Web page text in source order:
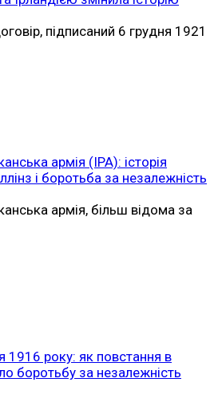
підписаний 6 грудня 1921
армія (ІРА): історія
і боротьба за незалежність
армія, більш відома за
1916 року: як повстання в
боротьбу за незалежність